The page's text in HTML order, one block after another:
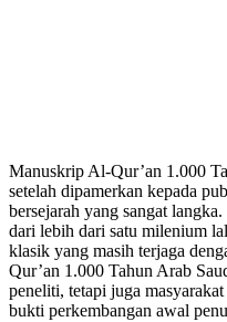
Manuskrip Al-Qur’an 1.000
setelah dipamerkan kepada
bersejarah yang sangat
dari lebih dari satu milenium
klasik yang masih terjaga
Qur’an 1.000 Tahun Arab
peneliti, tetapi juga
bukti perkembangan awal